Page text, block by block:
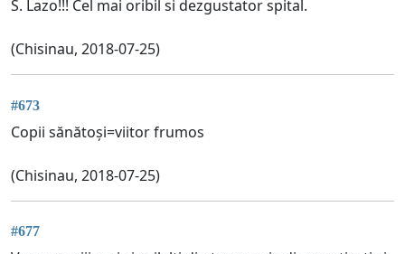
S. Lazo!!! Cel mai oribil si dezgustator spital.
(Chisinau, 2018-07-25)
#673
Copii sănătoși=viitor frumos
(Chisinau, 2018-07-25)
#677